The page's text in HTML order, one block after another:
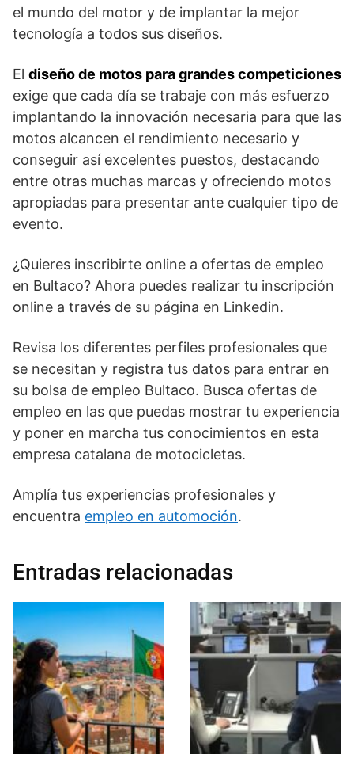
el mundo del motor y de implantar la mejor
tecnología a todos sus diseños.
El diseño de motos para grandes competiciones
exige que cada día se trabaje con más esfuerzo
implantando la innovación necesaria para que las
motos alcancen el rendimiento necesario y
conseguir así excelentes puestos, destacando
entre otras muchas marcas y ofreciendo motos
apropiadas para presentar ante cualquier tipo de
evento.
¿Quieres inscribirte online a ofertas de empleo
en Bultaco? Ahora puedes realizar tu inscripción
online a través de su página en Linkedin.
Revisa los diferentes perfiles profesionales que
se necesitan y registra tus datos para entrar en
su bolsa de empleo Bultaco. Busca ofertas de
empleo en las que puedas mostrar tu experiencia
y poner en marcha tus conocimientos en esta
empresa catalana de motocicletas.
Amplía tus experiencias profesionales y
encuentra empleo en automoción.
Entradas relacionadas